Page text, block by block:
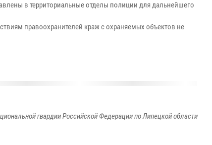
в территориальные отделы полиции для дальнейшего
правоохранителей краж с охраняемых объектов не
гвардии Российской Федерации по Липецкой области